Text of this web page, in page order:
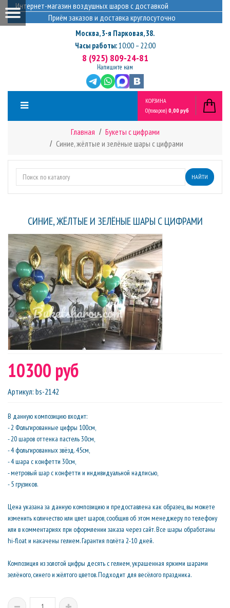
Интернет-магазин воздушных шаров с доставкой
Приём заказов и доставка круглосуточно
Москва,3-я Парковая, 38.
Часы работы:10:00 – 22:00
8 (925) 809-24-81
Напишите нам
КОРЗИНА
0(товаров) 0,00 руб
Главная
Букеты с цифрами
Синие, жёлтые и зелёные шары с цифрами
НАЙТИ
СИНИЕ, ЖЁЛТЫЕ И ЗЕЛЁНЫЕ ШАРЫ С ЦИФРАМИ
10300 руб
Артикул: bs-2142
В данную композицию входит:
- 2 Фольгированные цифры 100см,
- 20 шаров оттенка пастель 30см,
- 4 фольгированных звёзд. 45см,
- 4 шара с конфетти 30см,
- метровый шар с конфетти и индивидуальной надписью,
- 5 грузиков.
Цена указана за данную композицию и предоставлена как образец, вы можете
изменить количество или цвет шаров, сообщив об этом менеджеру по телефону
или в комментариях при оформлении заказа через сайт. Все шары обработаны
hi-float и накачены гелием. Гарантия полёта 2-10 дней.
Композиция из золотой цифры десять с гелием, украшенная яркими шарами
зелёного, синего и жёлтого цветов. Подходит для весёлого праздника.